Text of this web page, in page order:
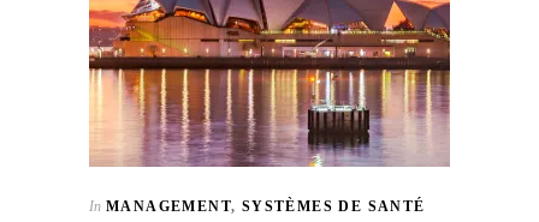
In MANAGEMENT, SYSTÈMES DE SANTÉ